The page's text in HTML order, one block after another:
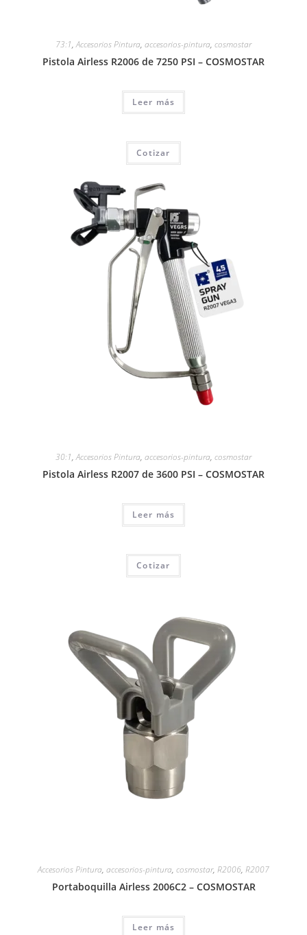
73:1,Accesorios Pintura, accesorios-pintura, cosmostar
Pistola Airless R2006 de 7250 PSI – COSMOSTAR
Leer más
Cotizar
30:1,Accesorios Pintura, accesorios-pintura, cosmostar
Pistola Airless R2007 de 3600 PSI – COSMOSTAR
Leer más
Cotizar
Accesorios Pintura, accesorios-pintura, cosmostar, R2006, R2007
Portaboquilla Airless 2006C2 – COSMOSTAR
Leer más